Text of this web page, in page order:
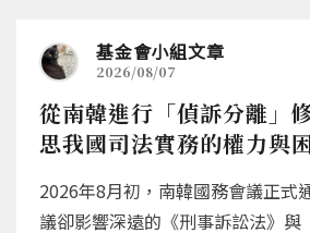
基金會小組文章
2026/08/07
從南韓進行「偵訴分離」
思我國司法實務的權力與
2026年8月初，南韓國務會議正式
議卻影響深遠的《刑事訴訟法》與